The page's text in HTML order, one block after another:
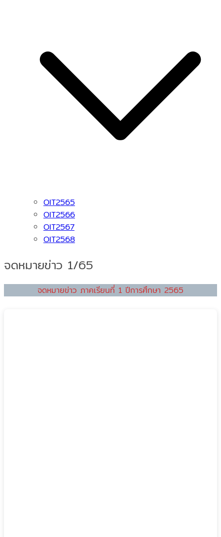
OIT2565
OIT2566
OIT2567
OIT2568
จดหมายข่าว 1/65
จดหมายข่าว ภาคเรียนที่ 1 ปีการศึกษา 2565